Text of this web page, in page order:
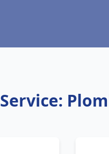
Service: